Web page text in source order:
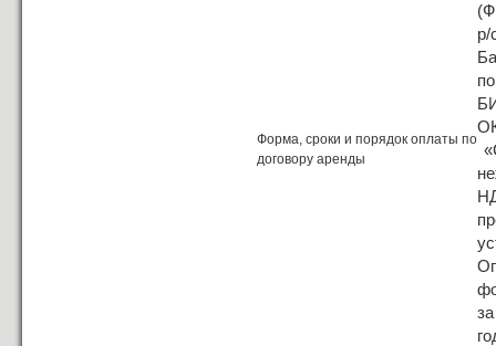
Форма, сроки и порядок оплаты по
договору аренды
р/